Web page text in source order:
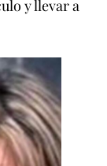
y llevar a